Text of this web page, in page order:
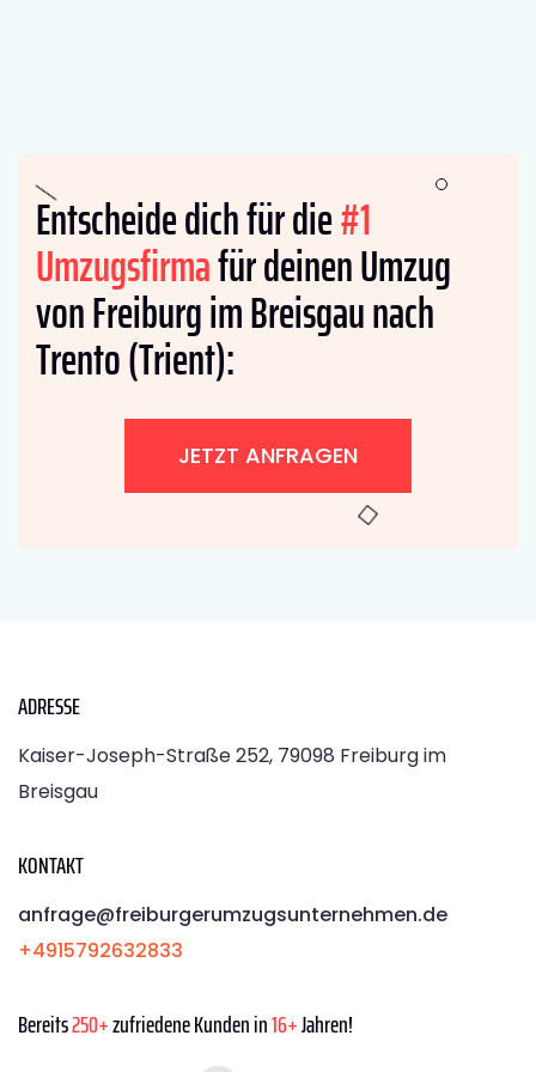
Entscheide dich für die#1
Umzugsfirmafür deinen Umzug
von Freiburg im Breisgau nach
Trento (Trient):
JETZT ANFRAGEN
ADRESSE
Kaiser-Joseph-Straße 252, 79098 Freiburg im
Breisgau
KONTAKT
anfrage@freiburgerumzugsunternehmen.de
+4915792632833
Bereits250+zufriedene Kunden in16+Jahren!